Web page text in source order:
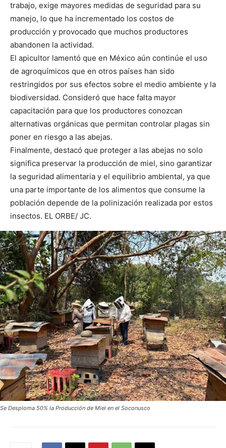
trabajo, exige mayores medidas de seguridad para su
manejo, lo que ha incrementado los costos de
producción y provocado que muchos productores
abandonen la actividad.
El apicultor lamentó que en México aún continúe el uso
de agroquímicos que en otros países han sido
restringidos por sus efectos sobre el medio ambiente y la
biodiversidad. Consideró que hace falta mayor
capacitación para que los productores conozcan
alternativas orgánicas que permitan controlar plagas sin
poner en riesgo a las abejas.
Finalmente, destacó que proteger a las abejas no solo
significa preservar la producción de miel, sino garantizar
la seguridad alimentaria y el equilibrio ambiental, ya que
una parte importante de los alimentos que consume la
población depende de la polinización realizada por estos
insectos. EL ORBE/ JC.
Se Desploma 50% la Producción de Miel en el Soconusco